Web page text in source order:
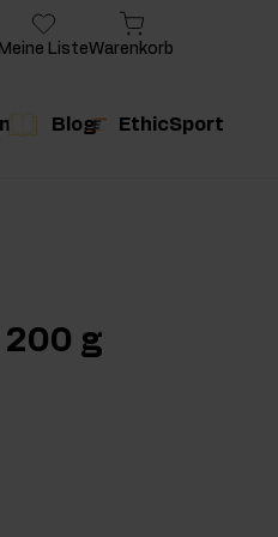
Blog EthicSport
Meine ListeWarenkorb
g